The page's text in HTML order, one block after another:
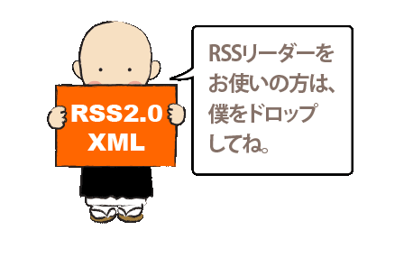
2011年6月(13)
2011年5月
2011年4月
(17)
2011年3月(15)
2011年2月(22)
2011年1月(22)
2010年12月(21)
2010年11月
(14)
2010年9月(16)
(13)
新聞屋の道具箱
新聞社で使われる用語の解説など
makotoさんの御符内巡礼記
東京の巡礼記です
POLYHEDON
いろいろなことが書いてあるよ
bunchan
あちこち行って！
目白鍼灸院
日本人の繊細な体質にあわせた、やさしく気持ちよい鍼灸治療で